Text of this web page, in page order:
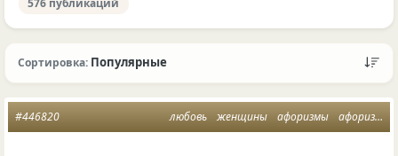
576 публикаций
Сортировка: Популярные
любовь женщины афоризмы афоризмы о жизни
#446820